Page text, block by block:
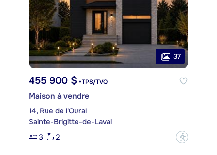
37
455 900 $ +TPS/TVQ
Maison à vendre
14, Rue de l'Oural
Sainte-Brigitte-de-Laval
3
2 ?